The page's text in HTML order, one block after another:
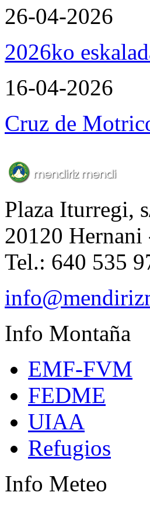
26-04-2026
2026ko
16-04-2026
Cruz de
Plaza Iturregi,
20120
Tel.: 640 535
Info Montaña
EMF-FVM
FEDME
UIAA
Refugios
Info Meteo